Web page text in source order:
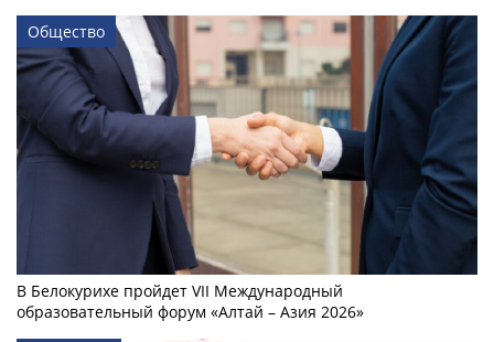
Общество
В Белокурихе пройдет VII Международный
образовательный форум «Алтай – Азия 2026»